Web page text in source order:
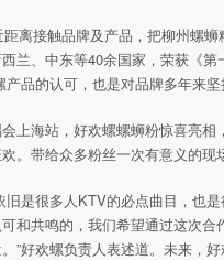
离接触品牌及产品，把柳州螺
兰、中东等40余国家，荣获《
品的认可，也是对品牌多年来坚
上海站，好欢螺螺蛳粉惊喜亮
。带给众多粉丝一次有意义的现
旧是很多人KTV的必点曲目，也
和共鸣的，我们希望通过这次
”好欢螺负责人表述道。未来，